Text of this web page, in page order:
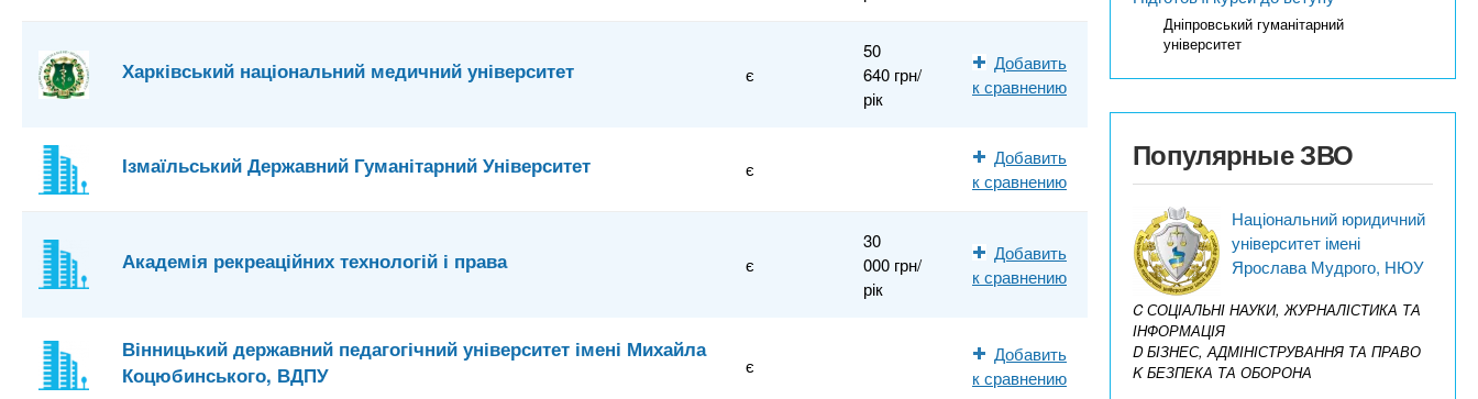
Харківський національний медичний університет є
50
640 грн/
рік
Добавить
к сравнению
Ізмаїльський Державний Гуманітарний Університет є
Добавить
к сравнению
Академія рекреаційних технологій і права є
30
000 грн/
рік
Добавить
к сравнению
Вінницький державний педагогічний університет імені Михайла
Коцюбинського, ВДПУ
є
Добавить
к сравнению
Дніпровський гуманітарний
університет
Популярные ЗВО
Національний юридичний
університет імені
Ярослава Мудрого, НЮУ
C СОЦІАЛЬНІ НАУКИ, ЖУРНАЛІСТИКА ТА
ІНФОРМАЦІЯ
D БІЗНЕС, АДМІНІСТРУВАННЯ ТА ПРАВО
K БЕЗПЕКА ТА ОБОРОНА